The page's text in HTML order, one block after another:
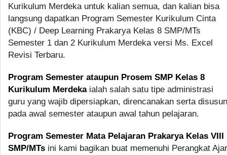
Kurikulum Merdeka untuk kalian semua, dan kalian bisa
langsung dapatkan Program Semester Kurikulum Cinta
(KBC) / Deep Learning Prakarya Kelas 8 SMP/MTs
Semester 1 dan 2 Kurikulum Merdeka versi Ms. Excel
Revisi Terbaru.
Program Semester ataupun Prosem SMP Kelas 8
Kurikulum Merdekaialah salah satu tipe administrasi
guru yang wajib dipersiapkan, direncanakan serta disusun
pada awal semester ataupun awal tahun pelajaran.
Program Semester Mata Pelajaran Prakarya Kelas VIII
SMP/MTs ini kami bagikan buat memenuhi Perangkat Ajar